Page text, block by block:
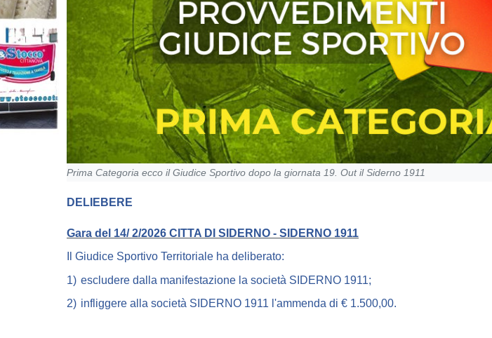
Prima Categoria ecco il Giudice Sportivo dopo la giornata 19. Out il Siderno 1911
DELIEBERE
Gara del 14/ 2/2026 CITTA DI SIDERNO - SIDERNO 1911
Il Giudice Sportivo Territoriale ha deliberato:
1) escludere dalla manifestazione la società SIDERNO 1911;
2) infliggere alla società SIDERNO 1911 l'ammenda di € 1.500,00.